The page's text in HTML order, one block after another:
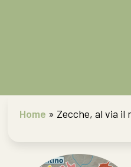
Home » Zecche, al via il